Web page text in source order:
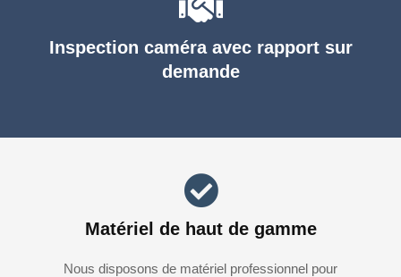
Inspection caméra avec rapport sur
demande
Matériel de haut de gamme
Nous disposons de matériel professionnel pour